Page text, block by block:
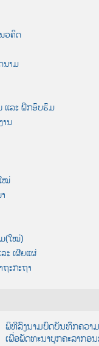
ວຄິດ
ນາມ
ແລະ ຝຶກອົບຮົມ
ານ
ໝ່
(ໃໝ່)
ະ ເຜີຍແຜ່
ຖະກະຖາ
ພິທີລົງນາມບົດບັນທຶກຄວາ
ເພື່ອພັດທະນາບຸກຄະລາກອ